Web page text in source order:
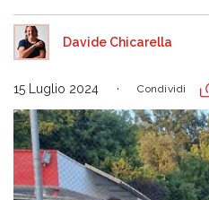
Davide Chicarella
15 Luglio 2024 Condividi